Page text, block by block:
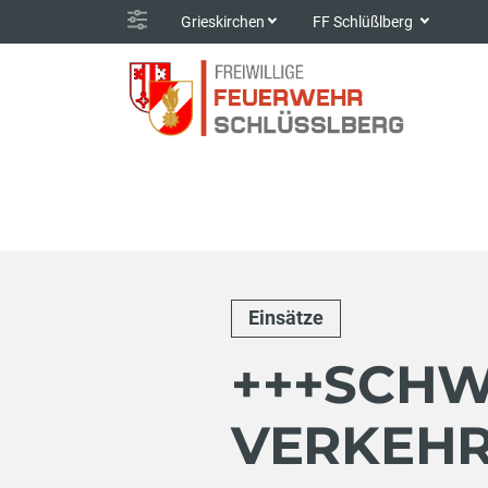
Grieskirchen FF Schlüßlberg
Einsätze